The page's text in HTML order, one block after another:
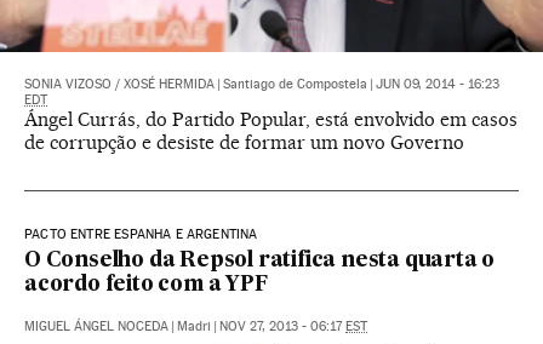
SONIA VIZOSO / XOSÉ HERMIDA Santiago de Compostela
JUN 09, 2014 - 16:23
EDT
Ángel Currás, do Partido Popular, está envolvido em casos
de corrupção e desiste de formar um novo Governo
PACTO ENTRE ESPANHA E ARGENTINA
O Conselho da Repsol ratifica nesta quarta o
acordo feito com a YPF
MIGUEL ÁNGEL NOCEDA Madri NOV 27, 2013 - 06:17 EST